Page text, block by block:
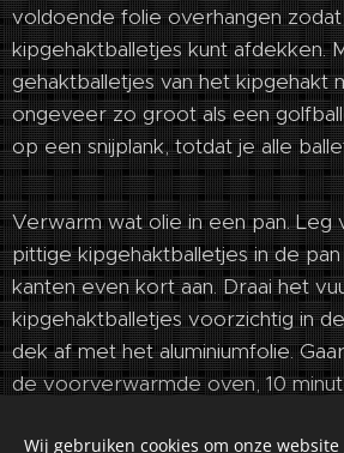
voldoende folie overhangen
kipgehaktballetjes kunt afdekken.
gehaktballetjes van het kipgehakt
ongeveer zo groot als een
op een snijplank, totdat je alle
Verwarm wat olie in een pan. Leg
pittige kipgehaktballetjes in de
kanten even kort aan. Draai het
kipgehaktballetjes voorzichtig in
dek af met het aluminiumfolie.
de voorverwarmde oven, 10
Wij gebruiken cookies om onze